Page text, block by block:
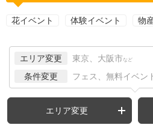
花イベント 体験イベント 物
エリア変更 東京、大阪市 など
条件変更 フェス、無料イベン
エリア変更